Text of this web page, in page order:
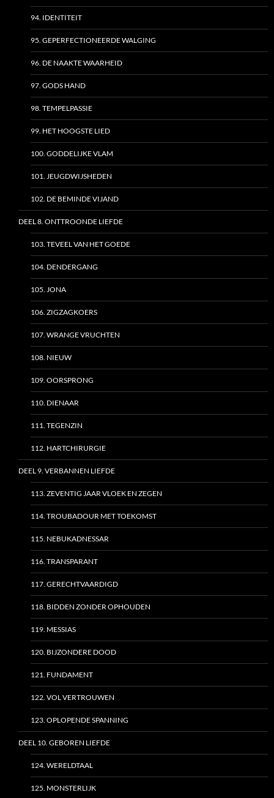
94. IDENTITEIT
95. GEPERFECTIONEERDE WALGING
96. DE NAAKTE WAARHEID
97. GODS HAND
98. TEMPELPASSIE
99. HET HOOGSTE LIED
100. GODDELIJKE VLAM
101. JEUGDWIJSHEDEN
102. DE BEMINDE VIJAND
DEEL 8. ONTTROONDE LIEFDE
103. TEVEEL VAN HET GOEDE
104. DENDERGANG
105. JONA
106. ZIGZAGKOERS
107. WRANGE VRUCHTEN
108. NIEUW
109. OORSPRONG
110. DIENAAR
111. TEGENZIN
112. HARTCHIRURGIE
DEEL 9. VERBANNEN LIEFDE
113. ZEVENTIG JAAR VLOEK EN ZEGEN
114. TROUBADOUR MET TOEKOMST
115. NEBUKADNESSAR
116. TRANSPARANT
117. GERECHTVAARDIGD
118. BIDDEN ZONDER OPHOUDEN
119. MESSIAS
120. BIJZONDERE DOOD
121. FUNDAMENT
122. VOL VERTROUWEN
123. OPLOPENDE SPANNING
DEEL 10. GEBOREN LIEFDE
124. WERELDTAAL
125. MONSTERLIJK